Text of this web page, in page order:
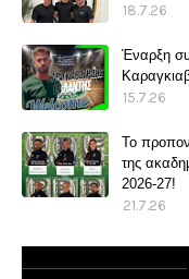
18.7.26
Έναρξη
15.7.26
Το
της
2026-27!
21.7.26